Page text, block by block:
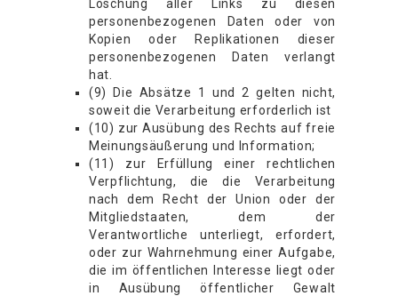
Löschung aller Links zu diesen
personenbezogenen Daten oder von
Kopien oder Replikationen dieser
personenbezogenen Daten verlangt
hat.
(9) Die Absätze 1 und 2 gelten nicht,
soweit die Verarbeitung erforderlich ist
(10) zur Ausübung des Rechts auf freie
Meinungsäußerung und Information;
(11) zur Erfüllung einer rechtlichen
Verpflichtung, die die Verarbeitung
nach dem Recht der Union oder der
Mitgliedstaaten, dem der
Verantwortliche unterliegt, erfordert,
oder zur Wahrnehmung einer Aufgabe,
die im öffentlichen Interesse liegt oder
in Ausübung öffentlicher Gewalt